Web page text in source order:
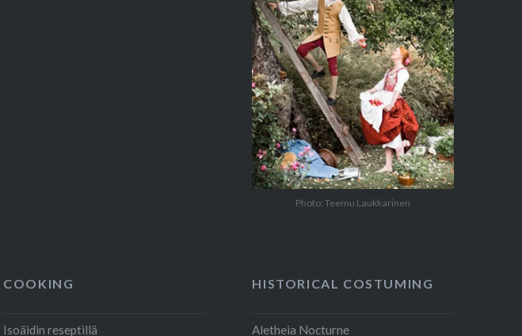
Photo: Teemu Laukkarinen
COOKING
Isoäidin reseptillä
HISTORICAL COSTUMING
Aletheia Nocturne